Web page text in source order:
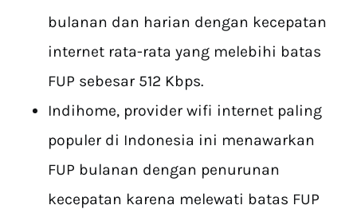
bulanan dan harian dengan kecepatan
internet rata-rata yang melebihi batas
FUP sebesar 512 Kbps.
Indihome, provider wifi internet paling
populer di Indonesia ini menawarkan
FUP bulanan dengan penurunan
kecepatan karena melewati batas FUP